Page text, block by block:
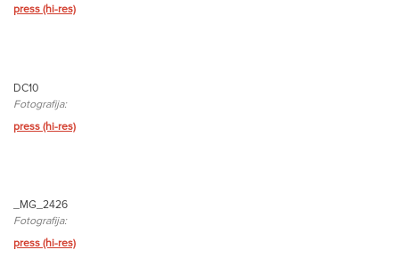
press (hi-res)
DC10
Fotografija:
press (hi-res)
_MG_2426
Fotografija:
press (hi-res)